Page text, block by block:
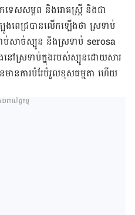
ទេសសម្ភព និងរោគស្ត្រី និង​ជា
ងពេជ្របានលើកឡើងថា ស្រទាប់
ប់សាច់ស្បូន និង​ស្រទាប់ serosa
នៅស្រទាប់ក្នុងរបស់ស្បូន​ដោយសារ​
ានការបំរែបំរួលខុសធម្មតា ហើយ
យពាណិជ្ជកម្ម